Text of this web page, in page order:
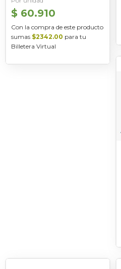
$ 60.910
Con la compra de este producto
sumas $2342.00 para tu
Billetera Virtual